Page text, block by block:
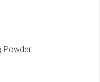
Powder